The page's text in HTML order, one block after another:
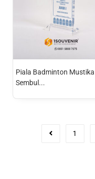
Piala Badminton Mustika
Sembul...
1